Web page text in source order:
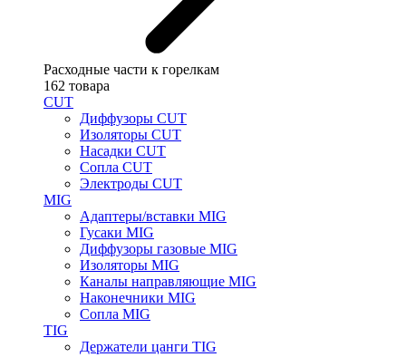
Расходные части к горелкам
162 товара
CUT
Диффузоры CUT
Изоляторы CUT
Насадки CUT
Сопла CUT
Электроды CUT
MIG
Адаптеры/вставки MIG
Гусаки MIG
Диффузоры газовые MIG
Изоляторы MIG
Каналы направляющие MIG
Наконечники MIG
Сопла MIG
TIG
Держатели цанги TIG